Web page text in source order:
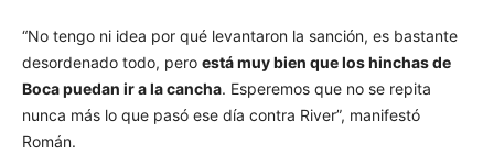
“No tengo ni idea por qué levantaron la sanción, es bastante
desordenado todo, pero está muy bien que los hinchas de
Boca puedan ir a la cancha. Esperemos que no se repita
nunca más lo que pasó ese día contra River”, manifestó
Román.